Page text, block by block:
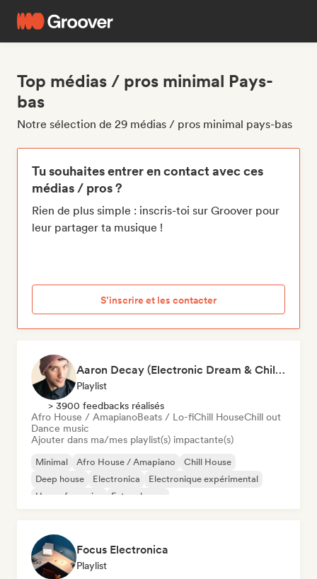
Top médias / pros minimal Pays-
bas
Notre sélection de 29 médias / pros minimal pays-bas
Tu souhaites entrer en contact avec ces
médias / pros ?
Rien de plus simple : inscris-toi sur Groover pour
leur partager ta musique !
S’inscrire et les contacter
Aaron Decay (Electronic Dream & Chill Electronic Dream playlists)
Playlist
> 3900 feedbacks réalisés
Afro House / AmapianoBeats / Lo-fiChill HouseChill out
Dance music
Ajouter dans ma/mes playlist(s) impactante(s)
Minimal Afro House / Amapiano
Chill House
Deep house
Electronica
Electronique expérimental
House française
Future house
Focus Electronica
Playlist